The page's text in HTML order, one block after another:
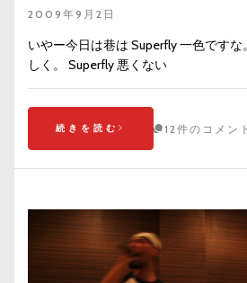
2009年9月2日
いやー今日は巷は Superfly 一色です
しく。 Superfly 悪くない
続きを読む 12件のコメント